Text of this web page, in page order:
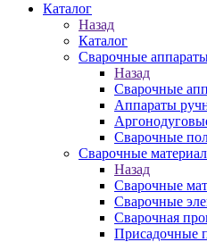
Каталог
Назад
Каталог
Сварочные
Назад
Сварочные
Аппараты
Сварочные
Сварочные
Назад
Сварочные
Сварочные
Сварочная
Присадочные